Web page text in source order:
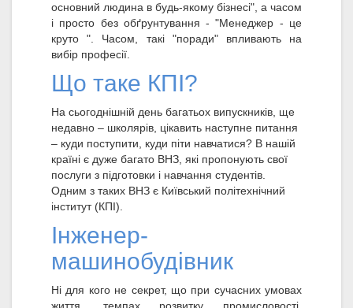
основний людина в будь-якому бізнесі", а часом
і просто без обґрунтування - "Менеджер - це
круто ". Часом, такі "поради" впливають на
вибір професії.
Що таке КПІ?
На сьогоднішній день багатьох випускників, ще
недавно – школярів, цікавить наступне питання
– куди поступити, куди піти навчатися? В нашій
країні є дуже багато ВНЗ, які пропонують свої
послуги з підготовки і навчання студентів.
Одним з таких ВНЗ є Київський політехнічний
інститут (КПІ).
Інженер-
машинобудівник
Ні для кого не секрет, що при сучасних умовах